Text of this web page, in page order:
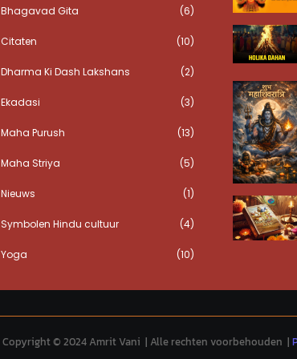
Bhagavad Gita (6)
Citaten (10)
Dharma Ki Dash Lakshans (2)
Ekadasi (3)
Maha Purush (13)
Maha Striya (5)
Nieuws (1)
Symbolen Hindu cultuur (4)
Yoga (10)
Copyright © 2024 Amrit Vani | Alle rechten voorbehouden |